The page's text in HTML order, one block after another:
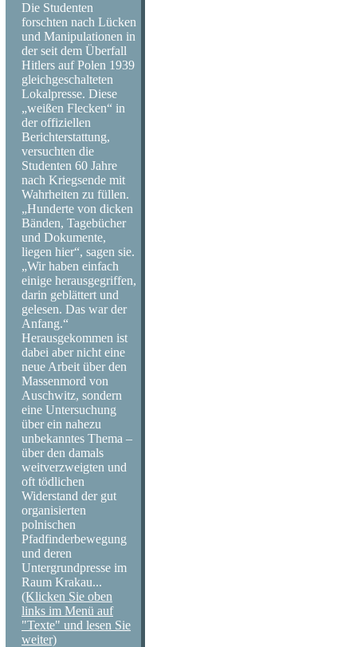
Die Studenten
forschten nach Lücken
und Manipulationen in
der seit dem Überfall
Hitlers auf Polen 1939
gleichgeschalteten
Lokalpresse. Diese
„weißen Flecken“ in
der offiziellen
Berichterstattung,
versuchten die
Studenten 60 Jahre
nach Kriegsende mit
Wahrheiten zu füllen.
„Hunderte von dicken
Bänden, Tagebücher
und Dokumente,
liegen hier“, sagen sie.
„Wir haben einfach
einige herausgegriffen,
darin geblättert und
gelesen. Das war der
Anfang.“
Herausgekommen ist
dabei aber nicht eine
neue Arbeit über den
Massenmord von
Auschwitz, sondern
eine Untersuchung
über ein nahezu
unbekanntes Thema –
über den damals
weitverzweigten und
oft tödlichen
Widerstand der gut
organisierten
polnischen
Pfadfinderbewegung
und deren
Untergrundpresse im
Raum Krakau...
(Klicken Sie oben
links im Menü auf
"Texte" und lesen Sie
weiter)